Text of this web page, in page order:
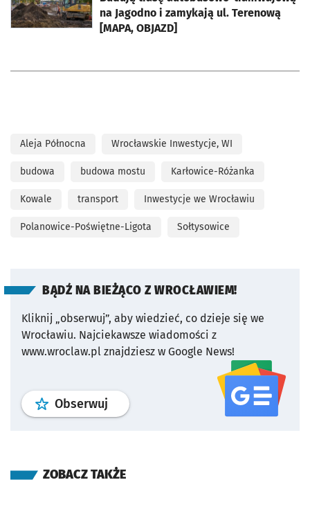
na Jagodno i zamykają ul. Terenową
[MAPA, OBJAZD]
Aleja Północna Wrocławskie Inwestycje, WI
budowa budowa mostu Karłowice-Różanka
Kowale transport Inwestycje we Wrocławiu
Polanowice-Poświętne-Ligota Sołtysowice
BĄDŹ NA BIEŻĄCO Z WROCŁAWIEM!
Kliknij „obserwuj”, aby wiedzieć, co dzieje się we
Wrocławiu. Najciekawsze wiadomości z
www.wroclaw.pl znajdziesz w Google News!
Obserwuj profil serwisu
ZOBACZ TAKŻE